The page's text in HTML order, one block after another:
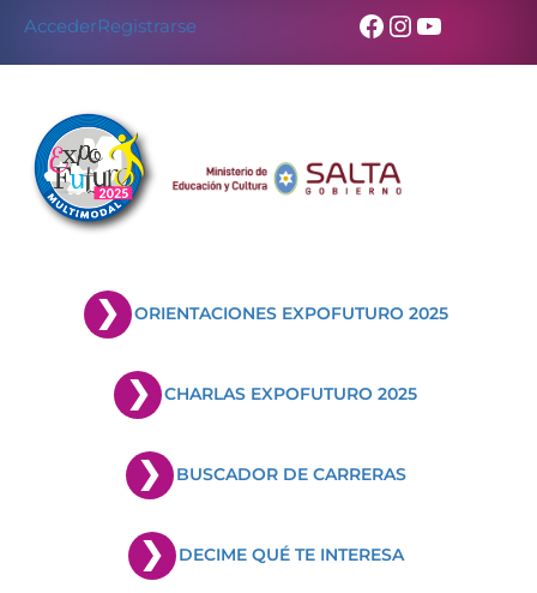
AccederRegistrarse Facebook
Instagram
YouTube
ORIENTACIONES EXPOFUTURO 2025
CHARLAS EXPOFUTURO 2025
BUSCADOR DE CARRERAS
DECIME QUÉ TE INTERESA